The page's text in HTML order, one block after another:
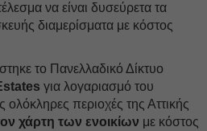
να είναι δυσεύρετα τα
διαμερίσματα με κόστος
το Πανελλαδικό Δίκτυο
για λογαριασμό του
περιοχές της Αττικής
χάρτη των ενοικίων με κόστος